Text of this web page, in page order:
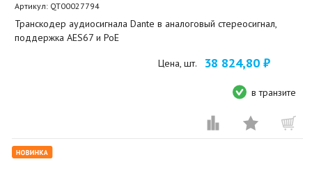
Артикул: QT00027794
Транскодер аудиосигнала Dante в аналоговый стереосигнал,
поддержка AES67 и PoE
Цена, шт. 38 824,80 ₽
в транзите